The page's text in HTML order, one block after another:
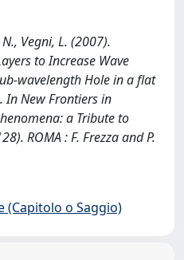
Vegni, L. (2007).
to Increase Wave
wavelength Hole in a flat
In New Frontiers in
a Tribute to
ROMA : F. Frezza and P.
(Capitolo o Saggio)